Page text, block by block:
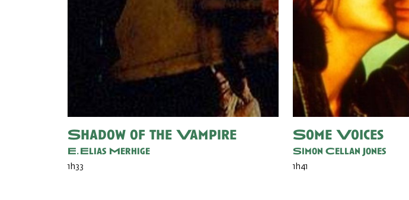
Shadow of the Vampire
E. Elias Merhige
1h33
Some Voices
Simon Cellan Jones
1h41